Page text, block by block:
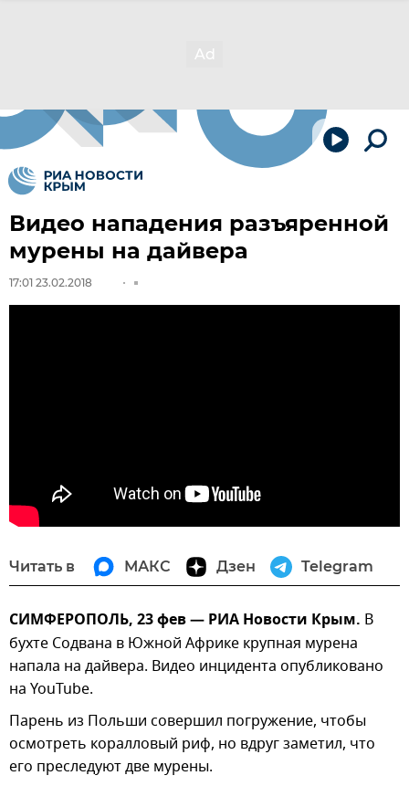
Видео нападения разъяренной
мурены на дайвера
17:01 23.02.2018
Читать в МАКС Дзен Telegram
СИМФЕРОПОЛЬ, 23 фев — РИА Новости Крым. В
бухте Содвана в Южной Африке крупная мурена
напала на дайвера. Видео инцидента опубликовано
на YouTube.
Парень из Польши совершил погружение, чтобы
осмотреть коралловый риф, но вдруг заметил, что
его преследуют две мурены.